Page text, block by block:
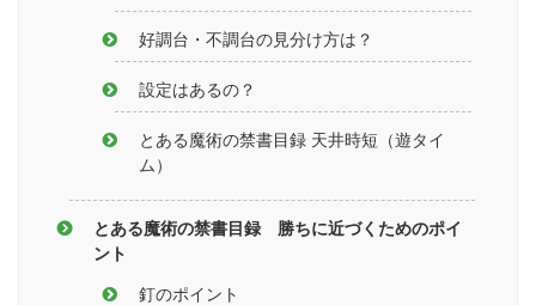
好調台・不調台の見分け方は？
設定はあるの？
とある魔術の禁書目録 天井時短（遊タイ
ム）
とある魔術の禁書目録 勝ちに近づくためのポイ
ント
釘のポイント